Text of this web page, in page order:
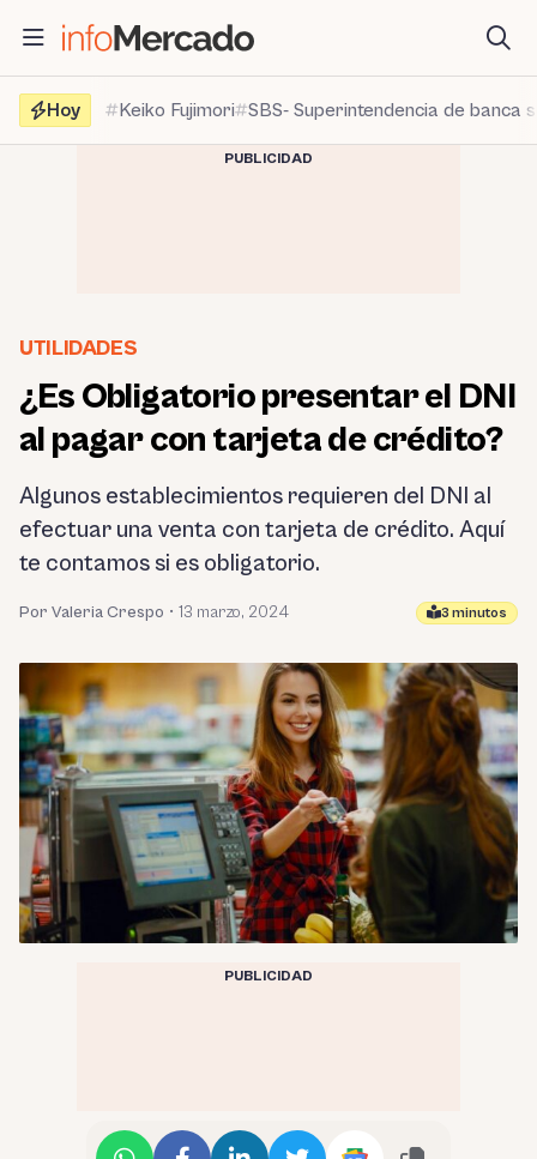
contenido
Hoy
Keiko Fujimori SBS- Superintendencia de banca
PUBLICIDAD
UTILIDADES
¿Es Obligatorio presentar el DNI
al pagar con tarjeta de crédito?
Algunos establecimientos requieren del DNI al
efectuar una venta con tarjeta de crédito. Aquí
te contamos si es obligatorio.
Por Valeria Crespo • 13 marzo, 2024 3 minutos
PUBLICIDAD